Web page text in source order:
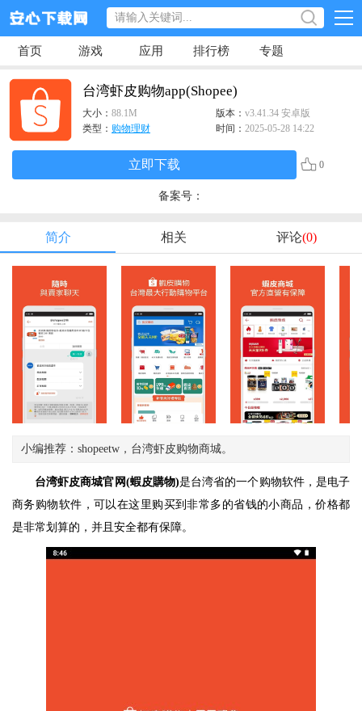
首页 游戏 应用 排行榜 专题
台湾虾皮购物app(Shopee)
大小： 88.1M 版本： v3.41.34 安卓版
类型： 购物理财 时间： 2025-05-28 14:22
立即下载 0
备案号：
简介 相关 评论(0)
小编推荐：shopeetw，台湾虾皮购物商城。
台湾虾皮商城官网(蝦皮購物)是台湾省的一个购物软件，是电子
商务购物软件，可以在这里购买到非常多的省钱的小商品，价格都
是非常划算的，并且安全都有保障。